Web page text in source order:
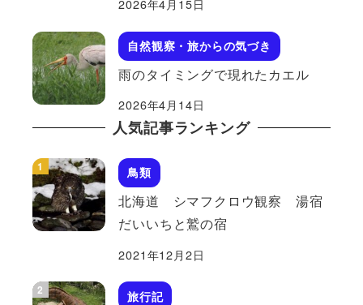
2026年4月15日
自然観察・旅からの気づき
雨のタイミングで現れたカエル
2026年4月14日
人気記事ランキング
鳥類
北海道 シマフクロウ観察 湯宿
だいいちと鷲の宿
2021年12月2日
旅行記